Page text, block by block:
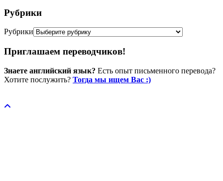
Рубрики
Рубрики
Приглашаем переводчиков!
Знаете английский язык? Есть опыт письменного перевода?
Хотите послужить? Тогда мы ищем Вас :)